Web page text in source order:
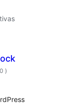
classificações
)